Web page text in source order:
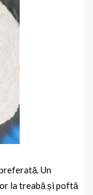
Un
la treabă și poftă